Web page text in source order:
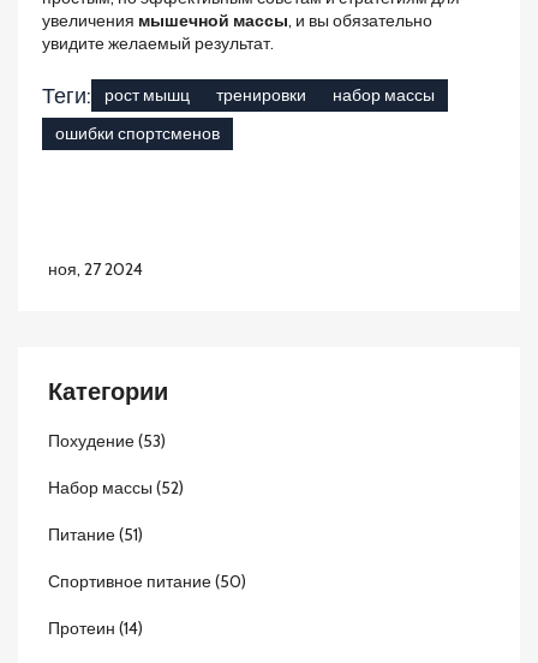
увеличения мышечной массы, и вы обязательно
увидите желаемый результат.
Теги: рост мышц тренировки
набор массы
ошибки спортсменов
ноя, 27 2024
Категории
Похудение(53)
Набор массы (52)
Питание(51)
Спортивное питание(50)
Протеин (14)